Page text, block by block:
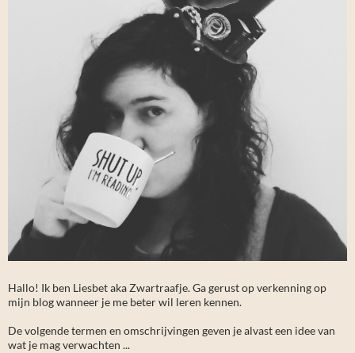
Hallo! Ik ben Liesbet aka Zwartraafje. Ga gerust op verkenning op
mijn blog wanneer je me beter wil leren kennen.
De volgende termen en omschrijvingen geven je alvast een idee van
wat je mag verwachten ...